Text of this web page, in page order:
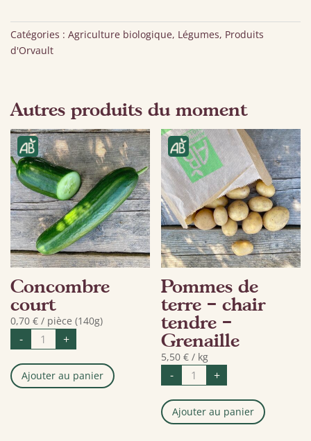
Catégories : Agriculture biologique, Légumes, Produits
d'Orvault
Autres produits du moment
Concombre
court
0,70 € / pièce (140g)
- quantité
Concombre
court
+
Ajouter au panier
Pommes de
terre – chair
tendre –
Grenaille
5,50€ / kg
- quantité
Pommes
de
terre
-
chair
+
Ajouter au panier